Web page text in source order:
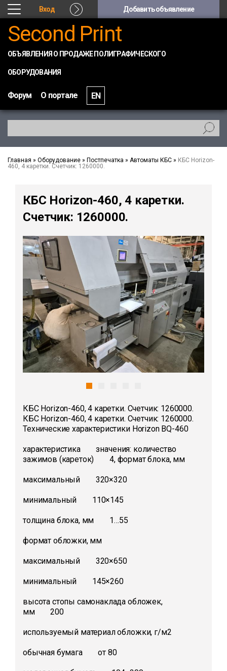
Вход Добавить объявление
Second Print
ОБЪЯВЛЕНИЯ О ПРОДАЖЕ ПОЛИГРАФИЧЕСКОГО
ОБОРУДОВАНИЯ
Форум О портале EN
Главная » Оборудование » Постпечатка » Автоматы КБС » КБС Horizon-
460, 4 каретки. Счетчик: 1260000.
КБС Horizon-460, 4 каретки.
Счетчик: 1260000.
КБС Horizon-460, 4 каретки. Счетчик: 1260000.
КБС Horizon-460, 4 каретки. Счетчик: 1260000.
Технические характеристики Horizon BQ-460
характеристика значения: количество
зажимов (кареток) 4, формат блока, мм
максимальный 320×320
минимальный 110×145
толщина блока, мм 1…55
формат обложки, мм
максимальный 320×650
минимальный 145×260
высота стопы самонаклада обложек,
мм 200
используемый материал обложки, г/м2
обычная бумага от 80